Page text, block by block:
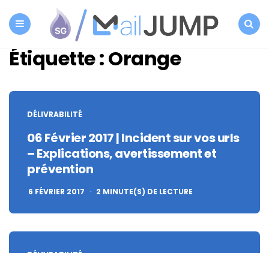
SG
Autorépondeur
Étiquette :Orange
DÉLIVRABILITÉ
06 Février 2017 | Incident sur vos urls
– Explications, avertissement et
prévention
6 FÉVRIER 2017 2 MINUTE(S) DE LECTURE